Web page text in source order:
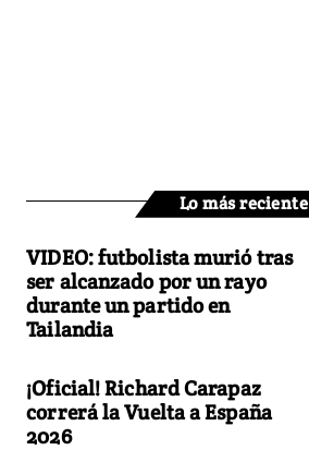
Lo más reciente
VIDEO: futbolista murió tras
ser alcanzado por un rayo
durante un partido en
Tailandia
¡Oficial! Richard Carapaz
correrá la Vuelta a España
2026